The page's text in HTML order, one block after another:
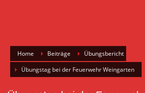
Home Beiträge
Übungsbericht
Übungstag bei der Feuerwehr Weingarten